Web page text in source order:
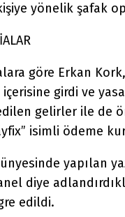
yönelik şafak
göre Erkan
girdi ve
gelirler ile de
isimli ödeme
yapılan
diye
edildi.